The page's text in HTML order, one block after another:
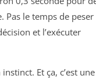
Pas le temps de
et l’exécuter
Et ça, c’est une